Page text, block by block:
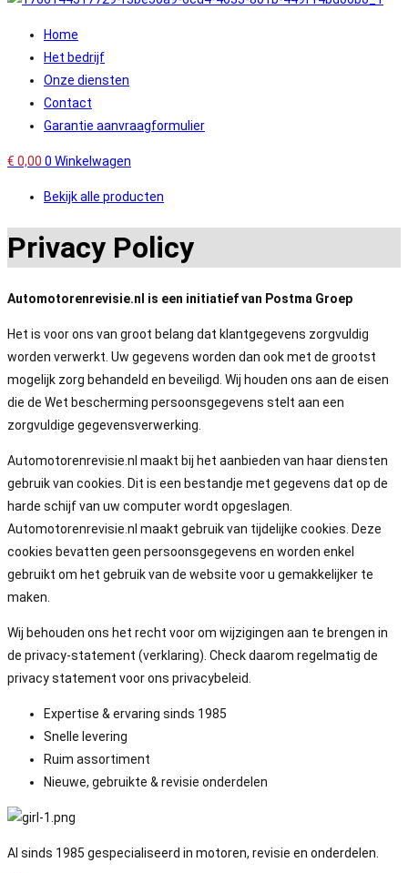
Home
Het bedrijf
Onze diensten
Contact
Garantie aanvraagformulier
€ 0,00 0 Winkelwagen
Bekijk alle producten
Privacy Policy
Automotorenrevisie.nl is een initiatief van Postma Groep
Het is voor ons van groot belang dat klantgegevens zorgvuldig
worden verwerkt. Uw gegevens worden dan ook met de grootst
mogelijk zorg behandeld en beveiligd. Wij houden ons aan de eisen
die de Wet bescherming persoonsgegevens stelt aan een
zorgvuldige gegevensverwerking.
Automotorenrevisie.nl maakt bij het aanbieden van haar diensten
gebruik van cookies. Dit is een bestandje met gegevens dat op de
harde schijf van uw computer wordt opgeslagen.
Automotorenrevisie.nl maakt gebruik van tijdelijke cookies. Deze
cookies bevatten geen persoonsgegevens en worden enkel
gebruikt om het gebruik van de website voor u gemakkelijker te
maken.
Wij behouden ons het recht voor om wijzigingen aan te brengen in
de privacy-statement (verklaring). Check daarom regelmatig de
privacy statement voor ons privacybeleid.
Expertise & ervaring sinds 1985
Snelle levering
Ruim assortiment
Nieuwe, gebruikte & revisie onderdelen
Al sinds 1985 gespecialiseerd in motoren, revisie en onderdelen.